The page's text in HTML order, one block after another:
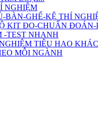
NGHIỆM
BÀN-GHẾ-KỆ THÍ
KIT ĐO-CHUẨN
-TEST NHANH
TIÊU HAO KHÁC
MỖI NGÀNH